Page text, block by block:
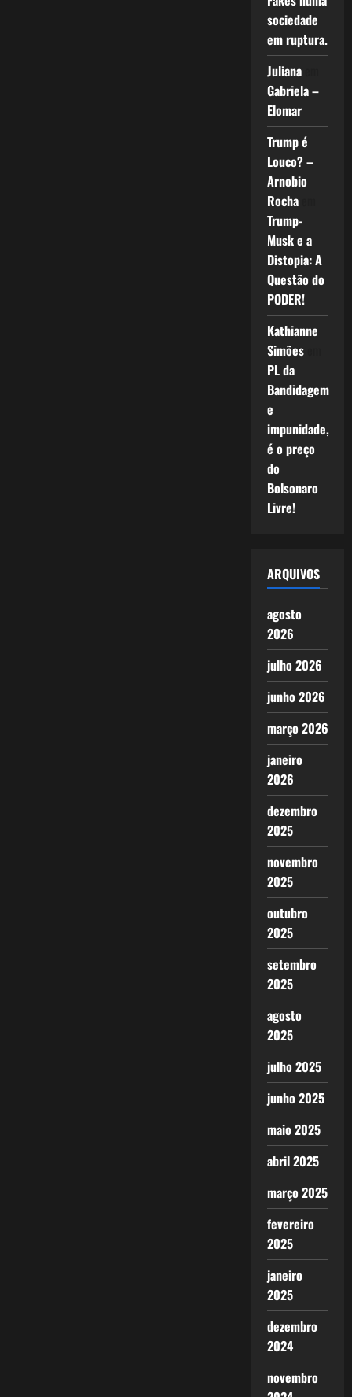
sociedade
em ruptura.
Julianaem
Gabriela –
Elomar
Trump é
Louco? –
Arnobio
Rochaem
Trump-
Musk e a
Distopia: A
Questão do
PODER!
Kathianne
Simõesem
PL da
Bandidagem
e
impunidade,
é o preço
do
Bolsonaro
Livre!
ARQUIVOS
agosto
2026
julho 2026
junho 2026
março 2026
janeiro
2026
dezembro
2025
novembro
2025
outubro
2025
setembro
2025
agosto
2025
julho 2025
junho 2025
maio 2025
abril 2025
março 2025
fevereiro
2025
janeiro
2025
dezembro
2024
novembro